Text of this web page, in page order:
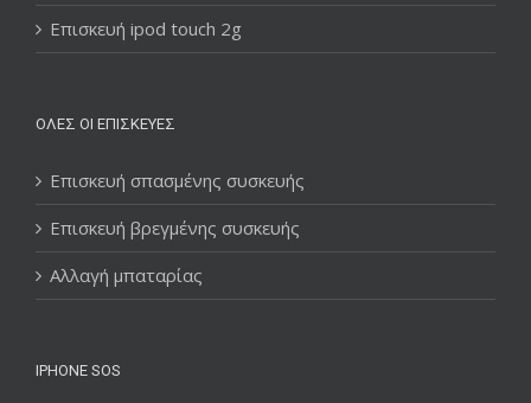
Επισκευή ipod touch 2g
ΌΛΕΣ ΟΙ ΕΠΙΣΚΕΥΈΣ
Επισκευή σπασμένης συσκευής
Επισκευή βρεγμένης συσκευής
Αλλαγή μπαταρίας
IPHONE SOS